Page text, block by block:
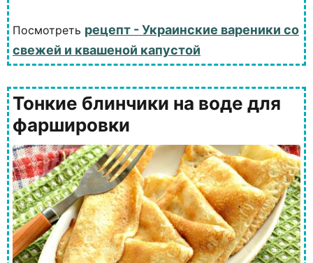
Посмотреть рецепт - Украинские вареники со
свежей и квашеной капустой
Тонкие блинчики на воде для
фаршировки